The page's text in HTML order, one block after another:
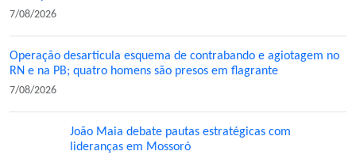
7/08/2026
Operação desarticula esquema de contrabando e agiotagem no
RN e na PB; quatro homens são presos em flagrante
7/08/2026
João Maia debate pautas estratégicas com
lideranças em Mossoró